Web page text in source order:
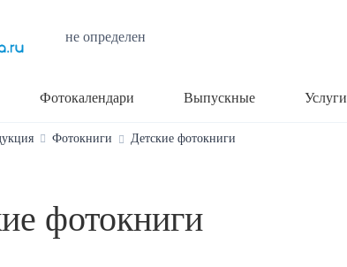
не определен
Фотокалендари Выпускные Услуги
Фотокниги Детские фотокниги
фотокниги